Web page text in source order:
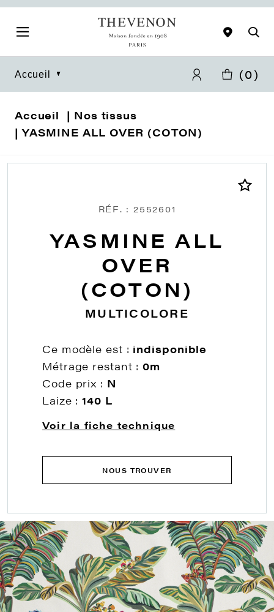
Accueil (0)
Accueil
Nos tissus
YASMINE ALL OVER (COTON)
RÉF. : 2552601
YASMINE ALL
OVER
(COTON)
MULTICOLORE
Ce modèle est : indisponible
Métrage restant :0m
Code prix : N
Laize :140 L
Voir la fiche technique
NOUS TROUVER